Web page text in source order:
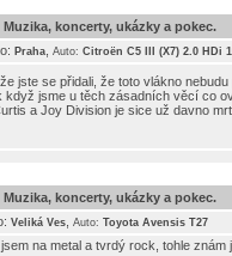
Muzika, koncerty, ukázky a pokec.
Praha, Auto: Citroën C5 III (X7) 2.0 HDi
jste se přidali, že toto vlákno nebudu
když jsme u těch zásadních věcí co
a Joy Division je sice už davno
Muzika, koncerty, ukázky a pokec.
Veliká Ves, Auto: Toyota Avensis T27
jsem na metal a tvrdý rock, tohle znám